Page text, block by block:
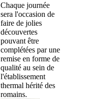
Chaque journée
sera l'occasion de
faire de jolies
découvertes
pouvant être
complétées par une
remise en forme de
qualité au sein de
l'établissement
thermal hérité des
romains.